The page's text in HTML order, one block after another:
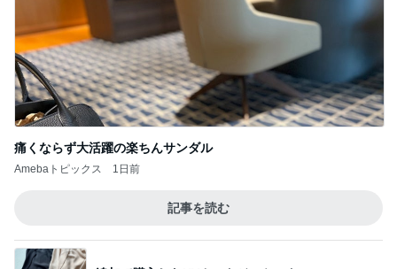
痛くならず大活躍の楽ちんサンダル
Amebaトピックス 1日前
記事を読む